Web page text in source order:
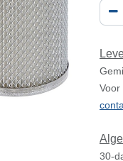
Voor
30-